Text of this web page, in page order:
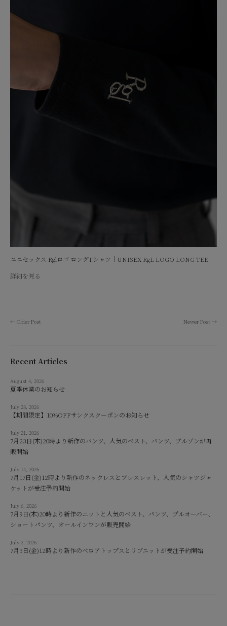
ユニセックス Rglロゴ ロングTシャツ｜UNISEX RgL LOGO LONG TEE
詳細を見る
← Older Post Newer Post →
Recent Articles
August 4, 2026
夏季休業のお知らせ
July 28, 2026
【期間限定】10%OFFサンクスクーポンのお知らせ
July 21, 2026
7月23日(木)20時より新作のパンツ、人気のベスト、パンツ、ブルゾンが再
販開始
July 14, 2026
7月17日(金)12時より新作のネックレスとブレスレット、人気のシャツジャ
ケットが受注予約開始
July 6, 2026
7月9日(木)20時より新作のニットと人気のベスト、パンツ、プルオーバー、
ショートパンツ、オールインワンが販売開始
July 2, 2026
7月3日(金)12時より新作のベロアトップスとリブニットが受注予約開始